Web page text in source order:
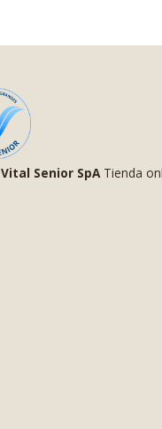
Vital Senior SpATienda